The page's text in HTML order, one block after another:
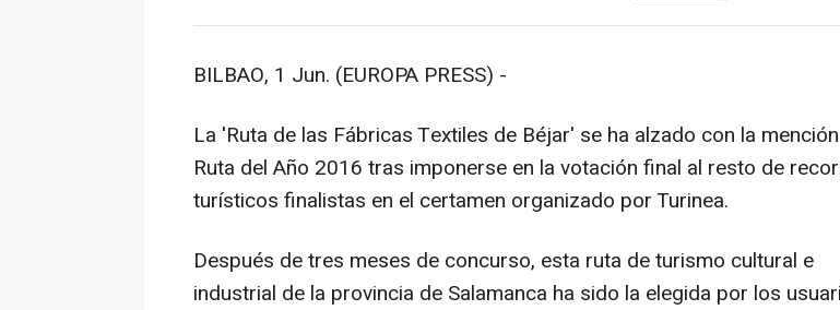
BILBAO, 1 Jun. (EUROPA PRESS) -
La 'Ruta de las Fábricas Textiles de Béjar' se ha alzado con la
Ruta del Año 2016 tras imponerse en la votación final al resto de
turísticos finalistas en el certamen organizado por Turinea.
Después de tres meses de concurso, esta ruta de turismo cultural e
industrial de la provincia de Salamanca ha sido la elegida por los